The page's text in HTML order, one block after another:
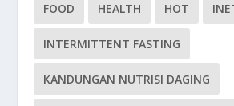
FOOD HEALTH HOT
INTERMITTENT FASTING
KANDUNGAN NUTRISI DAGING